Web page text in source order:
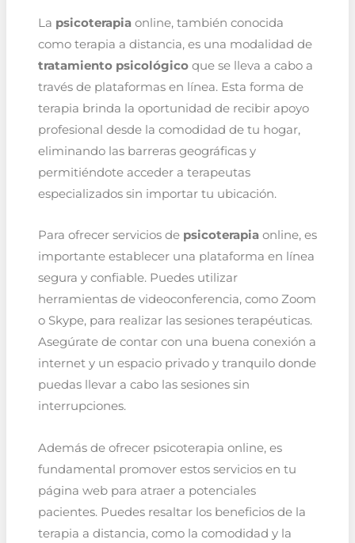
La psicoterapiaonline, también conocida
como terapia a distancia, es una modalidad de
tratamiento psicológicoque se lleva a cabo a
través de plataformas en línea. Esta forma de
terapia brinda la oportunidad de recibir apoyo
profesional desde la comodidad de tu hogar,
eliminando las barreras geográficas y
permitiéndote acceder a terapeutas
especializados sin importar tu ubicación.
Para ofrecer servicios de psicoterapiaonline, es
importante establecer una plataforma en línea
segura y confiable. Puedes utilizar
herramientas de videoconferencia, como Zoom
o Skype, para realizar las sesiones terapéuticas.
Asegúrate de contar con una buena conexión a
internet y un espacio privado y tranquilo donde
puedas llevar a cabo las sesiones sin
interrupciones.
Además de ofrecer psicoterapia online, es
fundamental promover estos servicios en tu
página web para atraer a potenciales
pacientes. Puedes resaltar los beneficios de la
terapia a distancia, como la comodidad y la